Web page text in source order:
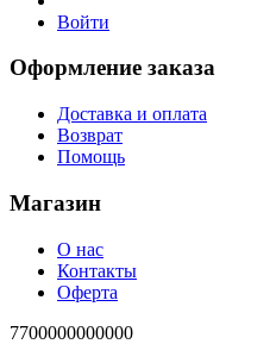
Войти
Оформление заказа
Доставка и оплата
Возврат
Помощь
Магазин
О нас
Контакты
Оферта
7700000000000